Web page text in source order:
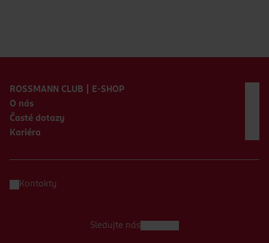
ROSSMANN CLUB | E-SHOP
O nás
Časté dotazy
Kariéra
Kontakty
Sledujte nás